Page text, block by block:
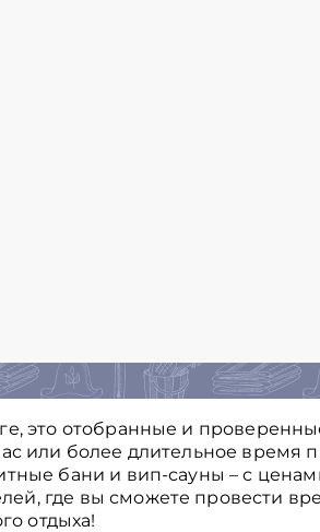
это отобранные и
или более длительное время
бани и вип-сауны – с
где вы сможете провести
отдыха!